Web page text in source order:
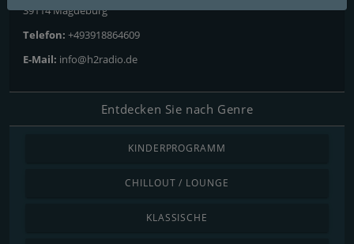
39114 Magdeburg
Telefon: +493918864609
E-Mail: info@h2radio.de
Entdecken Sie nach Genre
KINDERPROGRAMM
CHILLOUT / LOUNGE
KLASSISCHE